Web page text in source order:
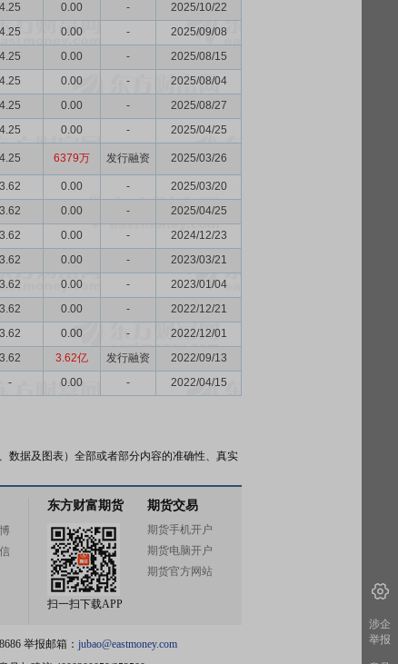
4.25 0.00 -
2025/10/22
4.25 0.00 -
2025/09/08
4.25 0.00 -
2025/08/15
4.25 0.00 -
2025/08/04
4.25 0.00 -
2025/08/27
4.25 0.00 - 2025/04/25
4.25 6379万 发行融资 2025/03/26
3.62 0.00 -
2025/03/20
3.62 0.00 -
2025/04/25
3.62 0.00 -
2024/12/23
3.62 0.00 -
2023/03/21
3.62 0.00 -
2023/01/04
3.62 0.00 -
2022/12/21
3.62 0.00 -
2022/12/01
3.62 3.62亿 发行融资
2022/09/13
- 0.00 - 2022/04/15
数据及图表）全部或者部分内容的准确性、真实
东方财富期货
扫一扫下载APP
期货交易
期货手机开户
期货电脑开户
期货官方网站
举报邮箱： jubao@eastmoney.com
涉企
举报